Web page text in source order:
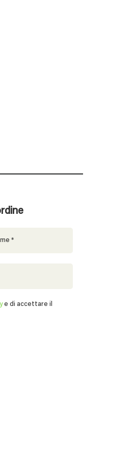
e di accettare il